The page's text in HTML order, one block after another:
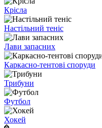
Крісла
Настільний теніс
Лави запасних
Каркасно-тентові споруди
Трибуни
Футбол
Хокей